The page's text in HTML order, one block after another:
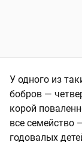
У одного из
бобров —
корой
все семейство
годовалых